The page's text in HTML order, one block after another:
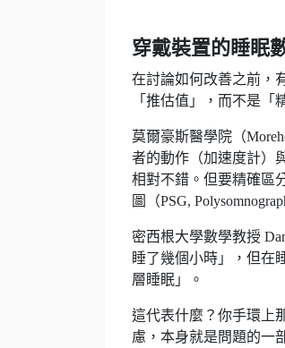
穿戴裝置的睡眠
在討論如何改善之前，
「推估值」，而不是「
莫爾豪斯醫學院（
者的動作（加速度計）
相對不錯。但要精確區
圖（PSG,
密西根大學數學教授
睡了幾個小時」，但
層睡眠」。
這代表什麼？你手環上
慮，本身就是問題的一